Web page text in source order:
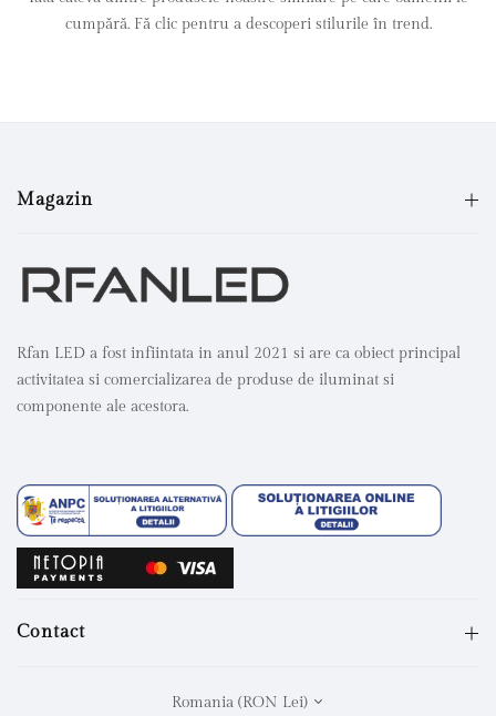
cumpără. Fă clic pentru a descoperi stilurile în trend.
Magazin
Rfan LED a fost infiintata in anul 2021 si are ca obiect principal
activitatea si comercializarea de produse de iluminat si
componente ale acestora.
Contact
Romania (RON Lei)